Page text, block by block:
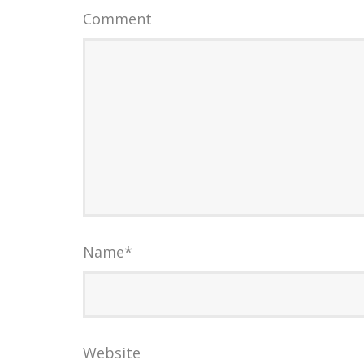
Comment
Name*
Website